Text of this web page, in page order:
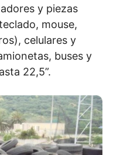
y piezas
mouse,
celulares y
buses y
22,5”.